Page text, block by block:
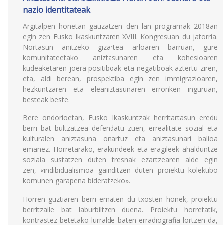
nazio identitateak
Argitalpen honetan gauzatzen den lan programak 2018an
egin zen Eusko Ikaskuntzaren XVIII. Kongresuan du jatorria.
Nortasun anitzeko gizartea arloaren barruan, gure
komunitateetako aniztasunaren eta kohesioaren
kudeaketaren joera positiboak eta negatiboak aztertu ziren,
eta, aldi berean, prospektiba egin zen immigrazioaren,
hezkuntzaren eta eleaniztasunaren erronken inguruan,
besteak beste.
Bere ondorioetan, Eusko Ikaskuntzak herritartasun eredu
berri bat bultzatzea defendatu zuen, errealitate sozial eta
kulturalen aniztasuna onartuz eta aniztasunari balioa
emanez. Horretarako, erakundeek eta eragileek ahalduntze
soziala sustatzen duten tresnak ezartzearen alde egin
zen, «indibidualismoa gainditzen duten proiektu kolektibo
komunen garapena bideratzeko».
Horren guztiaren berri ematen du txosten honek, proiektu
berritzaile bat laburbiltzen duena. Proiektu horretatik,
kontrastez betetako lurralde baten erradiografia lortzen da,